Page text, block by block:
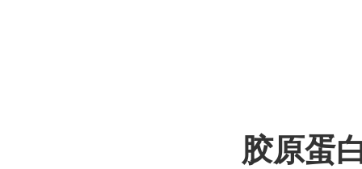
胶原蛋